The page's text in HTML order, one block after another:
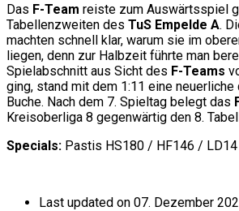
Das F-Team reiste zum Auswärtsspiel
Tabellenzweiten des TuS Empelde A.
machten schnell klar, warum sie im
liegen, denn zur Halbzeit führte man
Spielabschnitt aus Sicht des F-Teams
ging, stand mit dem 1:11 eine
Buche. Nach dem 7. Spieltag belegt das
Kreisoberliga 8 gegenwärtig den 8.
Specials: Pastis HS180 / HF146 / LD14
Last updated on 07. Dezember